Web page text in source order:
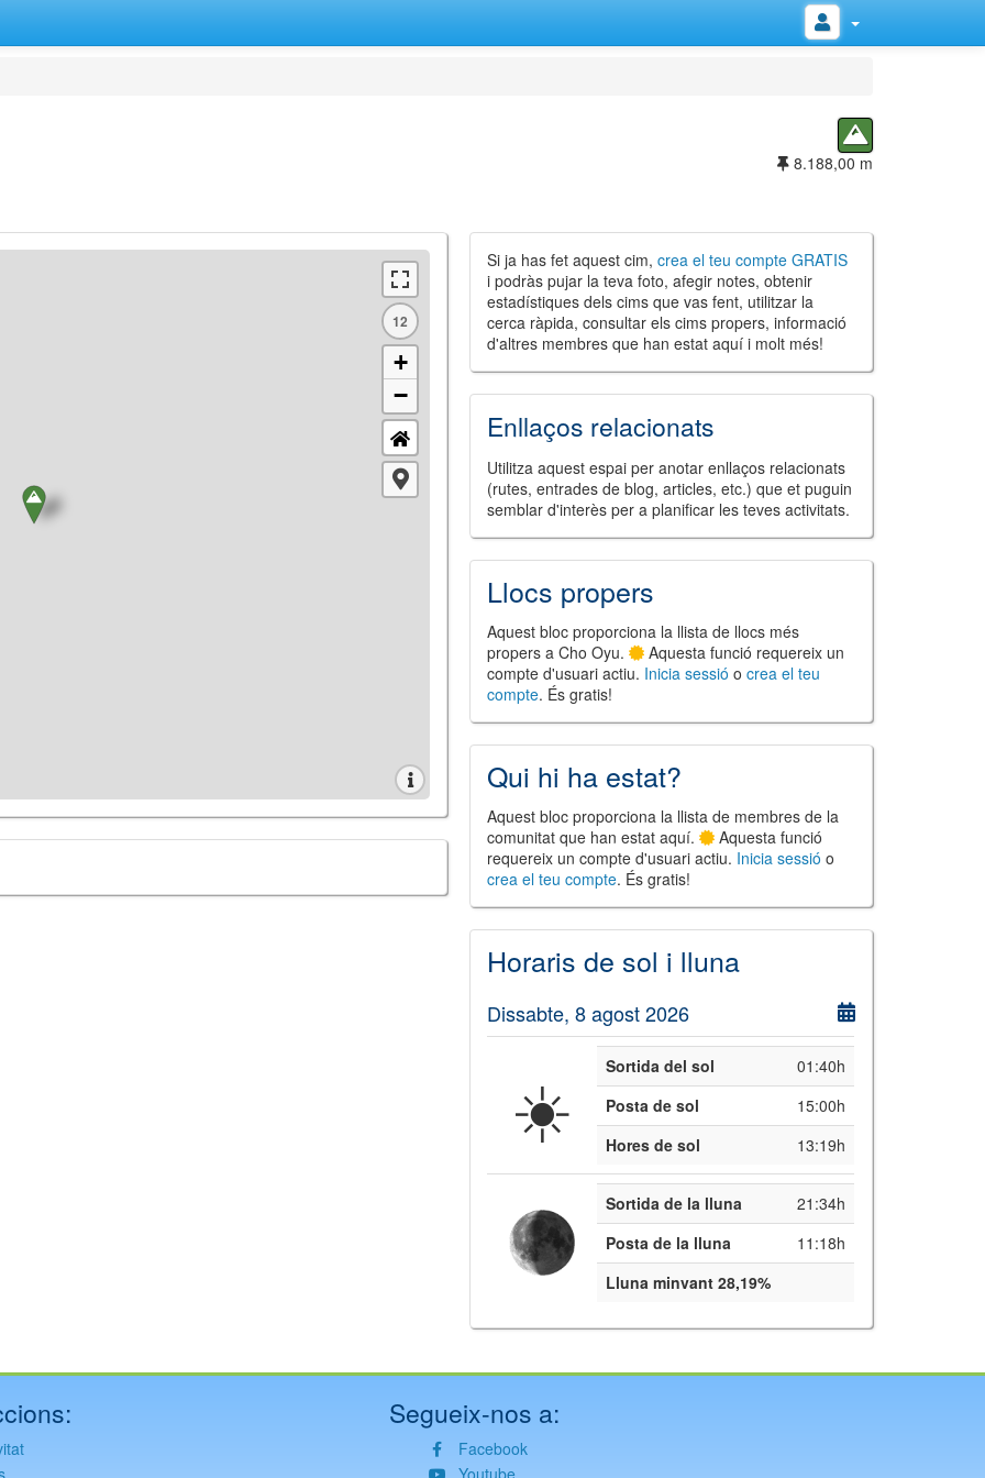
8.188,00 m
12
+
−
Si ja has fet aquest cim,crea el teu compte GRATIS
i podràs pujar la teva foto, afegir notes, obtenir
estadístiques dels cims que vas fent, utilitzar la
cerca ràpida, consultar els cims propers, informació
d'altres membres que han estat aquí i molt més!
Enllaços relacionats
Utilitza aquest espai per anotar enllaços relacionats
(rutes, entrades de blog, articles, etc.) que et puguin
semblar d'interès per a planificar les teves activitats.
Llocs propers
Aquest bloc proporciona la llista de llocs més
propers a Cho Oyu.
Aquesta funció requereix un
compte d'usuari actiu. Inicia sessió ocrea el teu
compte. És gratis!
Qui hi ha estat?
Aquest bloc proporciona la llista de membres de la
comunitat que han estat aquí.
Aquesta funció
requereix un compte d'usuari actiu. Inicia sessió o
crea el teu compte. És gratis!
Horaris de sol i lluna
Dissabte, 8 agost 2026
☀️ Sortida del sol
01:40h
Posta de sol
15:00h
Hores de sol
13:19h
Sortida de la lluna
21:34h
Posta de la lluna
11:18h
Lluna minvant 28,19%
Segueix-nos a:
Facebook
Youtube